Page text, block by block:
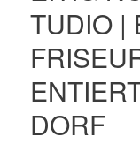
TUDIO |
DORF